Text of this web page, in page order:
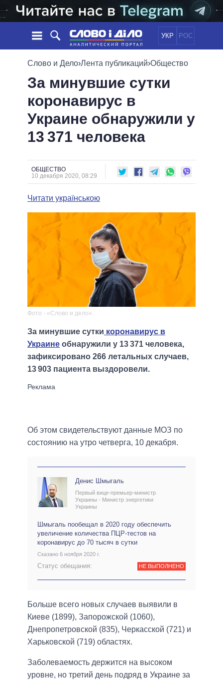
УКР РОС
НОВОСТИ
ЛЕНТА
СОБЫТИЯ
СТАТЬИ
МНЕНИЯ
ОБЗОРЫ
ДАЙДЖЕСТЫ
ПОЛИТИКА
ЭКОНОМИКА
ОБЩЕСТВО
МИР
ОБЕЩАНИЯ
ПОЛИТИКИ
ВСЕ ПОЛИТИКИ
ПРЕЗИДЕНТ И ОФИС
ВЕРХОВНАЯ РАДА
КАБИНЕТ МИНИСТРОВ
МЭРЫ
ВСЕ ПЕРСОНЫ
ИНФОГРАФИКА
ПОДДЕРЖАТЬ
СРАВНЕНИЕ ПОЛИТИКОВ
Слово и Дело›Лента публикаций›Общество
За минувшие сутки
коронавирус в
Украине обнаружили у
13 371 человека
ОБЩЕСТВО
10 декабря 2020, 08:29
Читати українською
Фото - «Слово и дело».
За минувшие сутки коронавирус в
Украине обнаружили у 13 371 человека,
зафиксировано 266 летальных случаев,
13 903 пациента выздоровели.
Об этом свидетельствуют данные МОЗ по
состоянию на утро четверга, 10 декабря.
Денис Шмыгаль
Первый вице-премьер-министр
Украины - Министр энергетики
Украины
Шмыгаль пообещал в 2020 году обеспечить
увеличение количества ПЦР-тестов на
коронавирус до 70 тысяч в сутки
Сказано 6 ноября 2020 г.
Статус обещания: НЕ ВЫПОЛНЕНО
Больше всего новых случаев выявили в
Киеве (1899), Запорожской (1060),
Днепропетровской (835), Черкасской (721) и
Харьковской (719) областях.
Заболеваемость держится на высоком
уровне, но третий день подряд в Украине за